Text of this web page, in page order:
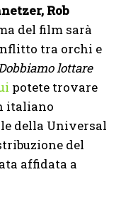
Rob
del film sarà
tra orchi e
lottare
potete trovare
italiano
della Universal
del
affidata a